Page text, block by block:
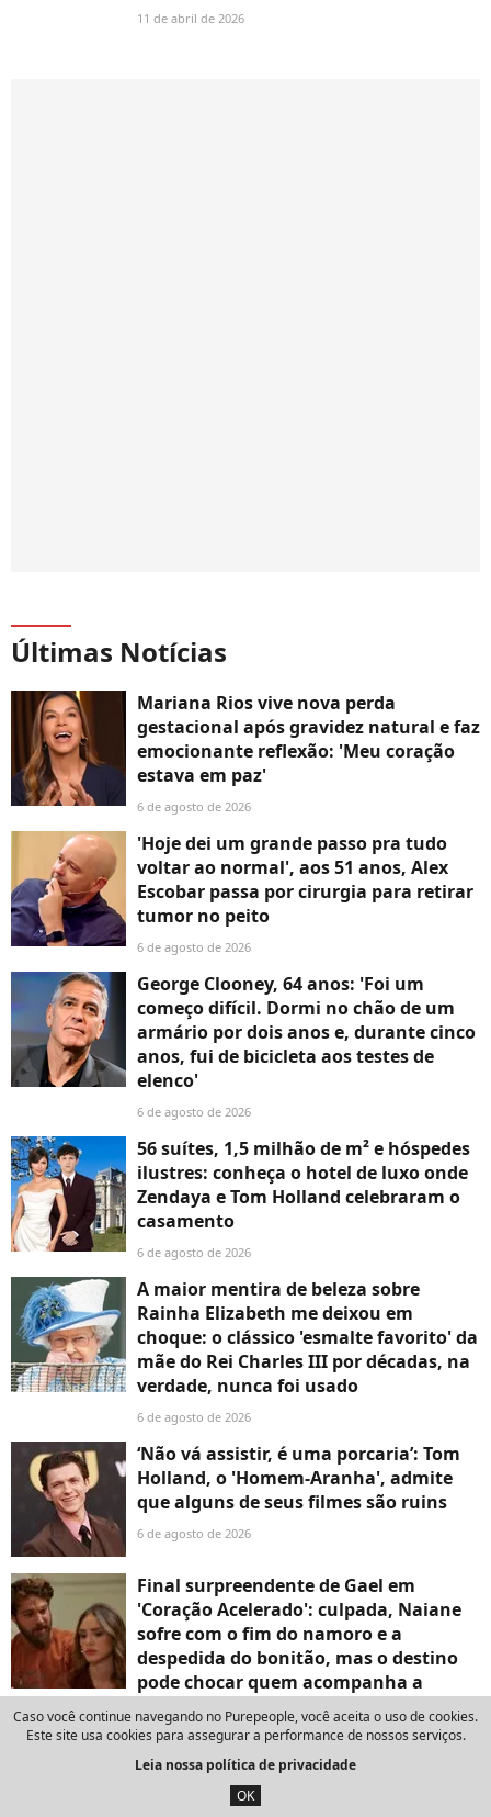
11 de abril de 2026
Últimas Notícias
Mariana Rios vive nova perda
gestacional após gravidez natural e faz
emocionante reflexão: 'Meu coração
estava em paz'
6 de agosto de 2026
'Hoje dei um grande passo pra tudo
voltar ao normal', aos 51 anos, Alex
Escobar passa por cirurgia para retirar
tumor no peito
6 de agosto de 2026
George Clooney, 64 anos: 'Foi um
começo difícil. Dormi no chão de um
armário por dois anos e, durante cinco
anos, fui de bicicleta aos testes de
elenco'
6 de agosto de 2026
56 suítes, 1,5 milhão de m² e hóspedes
ilustres: conheça o hotel de luxo onde
Zendaya e Tom Holland celebraram o
casamento
6 de agosto de 2026
A maior mentira de beleza sobre
Rainha Elizabeth me deixou em
choque: o clássico 'esmalte favorito' da
mãe do Rei Charles III por décadas, na
verdade, nunca foi usado
6 de agosto de 2026
‘Não vá assistir, é uma porcaria’: Tom
Holland, o 'Homem-Aranha', admite
que alguns de seus filmes são ruins
6 de agosto de 2026
Final surpreendente de Gael em
'Coração Acelerado': culpada, Naiane
sofre com o fim do namoro e a
despedida do bonitão, mas o destino
pode chocar quem acompanha a
novela da Globo
6 de agosto de 2026
Frase do dia de Hermann Hesse,
escritor e ganhador do Prêmio Nobel,
Caso você continue navegando no Purepeople, você aceita o uso de cookies.
Este site usa cookies para assegurar a performance de nossos serviços.
Leia nossa política de privacidade
OK